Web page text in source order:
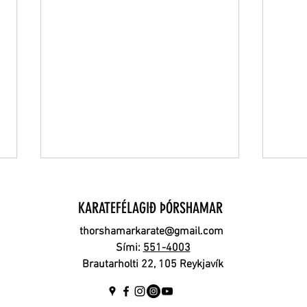
Kennsla haustsins hefst 26.
KARATEFÉLAGIÐ ÞÓRSHAMAR
thorshamarkarate@gmail.com
Sími: 551-4003
Brautarholti 22, 105 Reykjavík